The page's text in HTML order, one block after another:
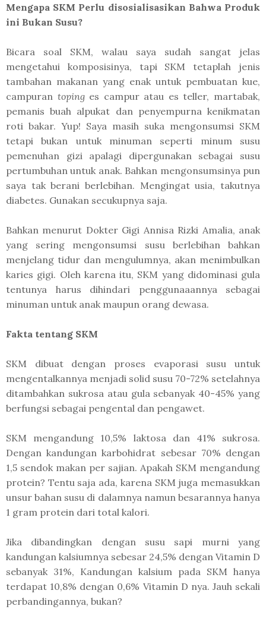
Mengapa SKM Perlu disosialisasikan Bahwa Produk
ini Bukan Susu?
Bicara soal SKM, walau saya sudah sangat jelas
mengetahui komposisinya, tapi SKM tetaplah jenis
tambahan makanan yang enak untuk pembuatan kue,
campuran topinges campur atau es teller, martabak,
pemanis buah alpukat dan penyempurna kenikmatan
roti bakar. Yup! Saya masih suka mengonsumsi SKM
tetapi bukan untuk minuman seperti minum susu
pemenuhan gizi apalagi dipergunakan sebagai susu
pertumbuhan untuk anak. Bahkan mengonsumsinya pun
saya tak berani berlebihan. Mengingat usia, takutnya
diabetes. Gunakan secukupnya saja.
Bahkan menurut Dokter Gigi Annisa Rizki Amalia, anak
yang sering mengonsumsi susu berlebihan bahkan
menjelang tidur dan mengulumnya, akan menimbulkan
karies gigi. Oleh karena itu, SKM yang didominasi gula
tentunya harus dihindari penggunaaannya sebagai
minuman untuk anak maupun orang dewasa.
Fakta tentang SKM
SKM dibuat dengan proses evaporasi susu untuk
mengentalkannya menjadi solid susu 70-72% setelahnya
ditambahkan sukrosa atau gula sebanyak 40-45% yang
berfungsi sebagai pengental dan pengawet.
SKM mengandung 10,5% laktosa dan 41% sukrosa.
Dengan kandungan karbohidrat sebesar 70% dengan
1,5 sendok makan per sajian. Apakah SKM mengandung
protein? Tentu saja ada, karena SKM juga memasukkan
unsur bahan susu di dalamnya namun besarannya hanya
1 gram protein dari total kalori.
Jika dibandingkan dengan susu sapi murni yang
kandungan kalsiumnya sebesar 24,5% dengan Vitamin D
sebanyak 31%, Kandungan kalsium pada SKM hanya
terdapat 10,8% dengan 0,6% Vitamin D nya. Jauh sekali
perbandingannya, bukan?